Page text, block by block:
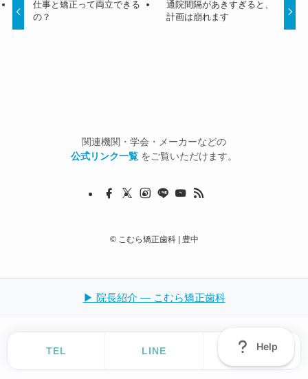
仕事と矯正って両立できる
の？
通院間隔があきすぎると、
計画は崩れます
関連機関・学会・メーカーなどの
公式リンク一覧 をご覧いただけます。
©こむら矯正歯科 | 豊中
▶ 院長紹介 — こむら矯正歯科
TEL LINE Ask